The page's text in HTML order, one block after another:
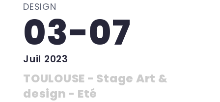
DESIGN
03-07
Juil 2023
TOULOUSE - Stage Art &
design - Eté